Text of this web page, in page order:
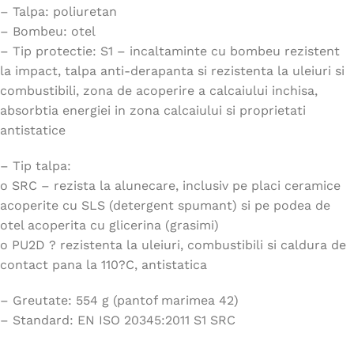
– Talpa: poliuretan
– Bombeu: otel
– Tip protectie: S1 – incaltaminte cu bombeu rezistent
la impact, talpa anti-derapanta si rezistenta la uleiuri si
combustibili, zona de acoperire a calcaiului inchisa,
absorbtia energiei in zona calcaiului si proprietati
antistatice
– Tip talpa:
o SRC – rezista la alunecare, inclusiv pe placi ceramice
acoperite cu SLS (detergent spumant) si pe podea de
otel acoperita cu glicerina (grasimi)
o PU2D ? rezistenta la uleiuri, combustibili si caldura de
contact pana la 110?C, antistatica
– Greutate: 554 g (pantof marimea 42)
– Standard: EN ISO 20345:2011 S1 SRC